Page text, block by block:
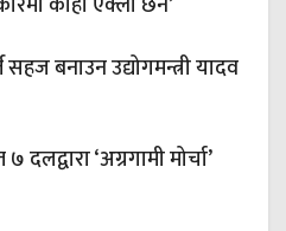
बनाउन उद्योगमन्त्री यादव
दलद्वारा ‘अग्रगामी मोर्चा’